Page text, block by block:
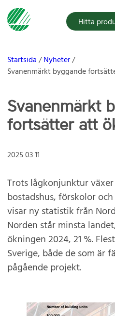
Hitta
Startsida
Nyheter
Svanenmärkt byggande
Svanenmärkt
fortsätter att
2025 03 11
Trots lågkonjunktur
bostadshus, förskolor
visar ny statistik från
Norden står minsta
ökningen 2024, 21 %.
Sverige, både de som är
pågående projekt.